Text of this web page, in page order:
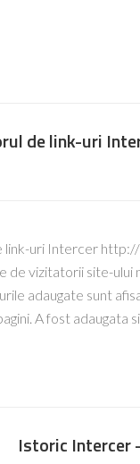
de link-uri
link-uri Intercer
de vizitatorii site-ului
adaugate sunt
A fost adaugata
Istoric Intercer